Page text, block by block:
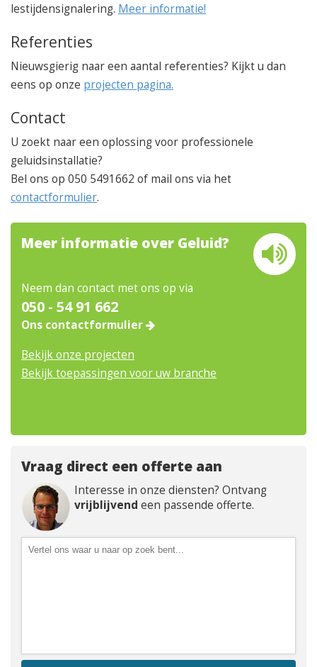
lestijdensignalering. Meer informatie!
Referenties
Nieuwsgierig naar een aantal referenties? Kijkt u dan
eens op onze projecten pagina.
Contact
U zoekt naar een oplossing voor professionele
geluidsinstallatie?
Bel ons op 050 5491662 of mail ons via het
contactformulier.
Meer informatie over Geluid?
Neem dan contact met ons op via
050 - 54 91 662
Ons contactformulier
Bekijk onze projecten
Bekijk toepassingen voor uw branche
Vraag direct een offerte aan
Interesse in onze diensten? Ontvang
vrijblijvend een passende offerte.